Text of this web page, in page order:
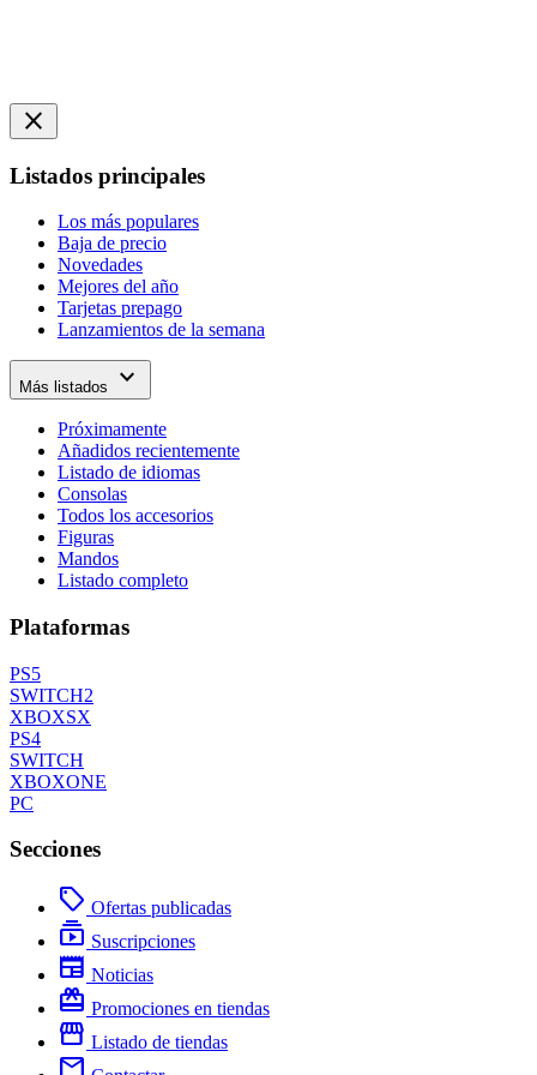
close
Listados principales
Los más populares
Baja de precio
Novedades
Mejores del año
Tarjetas prepago
Lanzamientos de la semana
Más listados expand_more
Próximamente
Añadidos recientemente
Listado de idiomas
Consolas
Todos los accesorios
Figuras
Mandos
Listado completo
Plataformas
PS5
SWITCH2
XBOXSX
PS4
SWITCH
XBOXONE
PC
Secciones
local_offer Ofertas publicadas
subscriptions Suscripciones
newspaper Noticias
redeem Promociones en tiendas
storefront Listado de tiendas
mail